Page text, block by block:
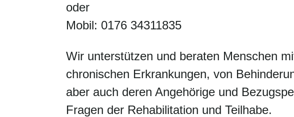
oder
Mobil: 0176 34311835
Wir unterstützen und beraten Menschen
chronischen Erkrankungen, von
aber auch deren Angehörige und
Fragen der Rehabilitation und Teilhabe.